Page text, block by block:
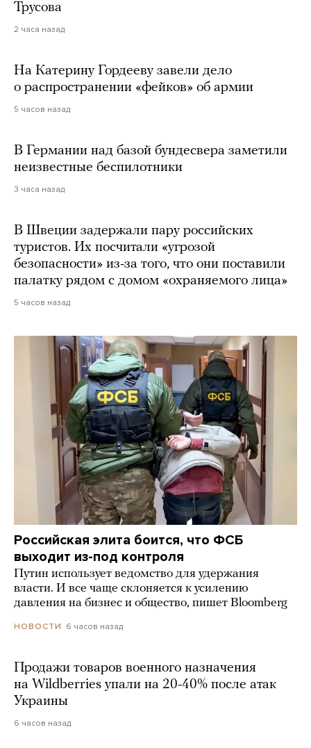
Трусова
2 часа назад
На Катерину Гордееву завели дело
о распространении «фейков» об армии
5 часов назад
В Германии над базой бундесвера заметили
неизвестные беспилотники
3 часа назад
В Швеции задержали пару российских
туристов. Их посчитали «угрозой
безопасности» из-за того, что они поставили
палатку рядом с домом «охраняемого лица»
5 часов назад
Российская элита боится, что ФСБ
выходит из-под контроля
Путин использует ведомство для удержания
власти. И все чаще склоняется к усилению
давления на бизнес и общество, пишет Bloomberg
НОВОСТИ 6 часов назад
Продажи товаров военного назначения
на Wildberries упали на 20-40% после атак
Украины
6 часов назад